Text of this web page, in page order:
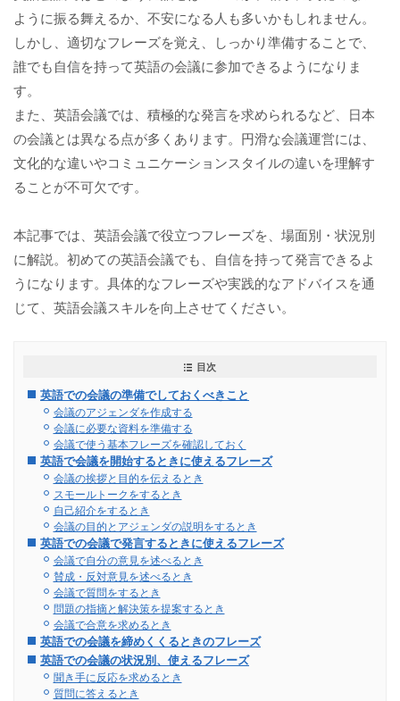
ように振る舞えるか、不安になる人も多いかもしれません。
しかし、適切なフレーズを覚え、しっかり準備することで、
誰でも自信を持って英語の会議に参加できるようになりま
す。
また、英語会議では、積極的な発言を求められるなど、日本
の会議とは異なる点が多くあります。円滑な会議運営には、
文化的な違いやコミュニケーションスタイルの違いを理解す
ることが不可欠です。
本記事では、英語会議で役立つフレーズを、場面別・状況別
に解説。初めての英語会議でも、自信を持って発言できるよ
うになります。具体的なフレーズや実践的なアドバイスを通
じて、英語会議スキルを向上させてください。
目次
英語での会議の準備でしておくべきこと
会議のアジェンダを作成する
会議に必要な資料を準備する
会議で使う基本フレーズを確認しておく
英語で会議を開始するときに使えるフレーズ
会議の挨拶と目的を伝えるとき
スモールトークをするとき
自己紹介をするとき
会議の目的とアジェンダの説明をするとき
英語での会議で発言するときに使えるフレーズ
会議で自分の意見を述べるとき
賛成・反対意見を述べるとき
会議で質問をするとき
問題の指摘と解決策を提案するとき
会議で合意を求めるとき
英語での会議を締めくくるときのフレーズ
英語での会議の状況別、使えるフレーズ
聞き手に反応を求めるとき
質問に答えるとき